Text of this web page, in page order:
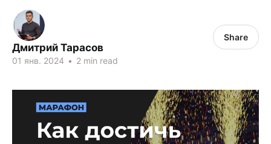
Дмитрий Тарасов
01 янв. 2024 • 2 min read
Share